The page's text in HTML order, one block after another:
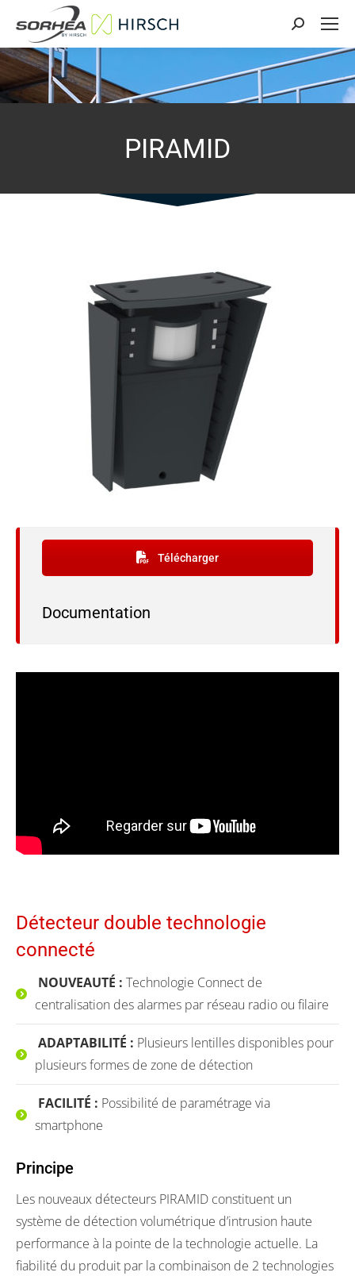
Search:
PIRAMID
Télécharger
Documentation
Détecteur double technologie
connecté
NOUVEAUTÉ : Technologie Connect de
centralisation des alarmes par réseau radio ou filaire
ADAPTABILITÉ : Plusieurs lentilles disponibles pour
plusieurs formes de zone de détection
FACILITÉ : Possibilité de paramétrage via
smartphone
Principe
Les nouveaux détecteurs PIRAMID constituent un
système de détection volumétrique d’intrusion haute
performance à la pointe de la technologie actuelle. La
fiabilité du produit par la combinaison de 2 technologies